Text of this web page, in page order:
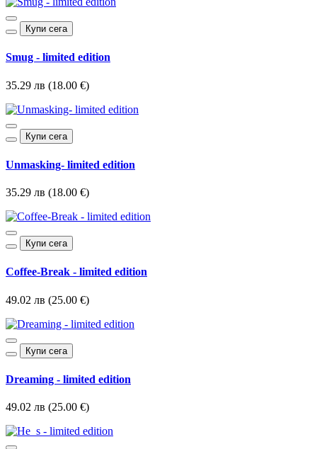
Купи сега
Smug - limited edition
35.29 лв (18.00 €)
Купи сега
Unmasking- limited edition
35.29 лв (18.00 €)
Купи сега
Coffee-Break - limited edition
49.02 лв (25.00 €)
Купи сега
Dreaming - limited edition
49.02 лв (25.00 €)